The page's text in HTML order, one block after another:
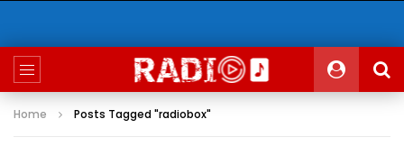
Home Posts Tagged "radiobox"